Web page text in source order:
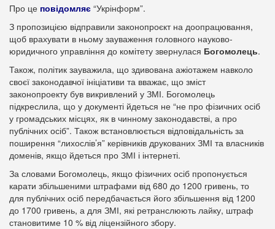
Про це повідомляє “Укрінформ”.
З пропозицією відправили законопроєкт на доопрацювання,
щоб врахувати в ньому зауваження головного науково-
юридичного управління до комітету звернулася Богомолець.
Також, політик зауважила, що здивована ажіотажем навколо
своєї законодавчої ініціативи та вважає, що зміст
законопроекту був викривлений у ЗМІ. Богомолець
підкреслила, що у документі йдеться не “не про фізичних осіб
у громадських місцях, як в чинному законодавстві, а про
публічних осіб”. Також встановлюється відповідальність за
поширення “лихослів’я” керівників друкованих ЗМІ та власників
доменів, якщо йдеться про ЗМІ і інтернеті.
За словами Богомолець, якщо фізичних осіб пропонується
карати збільшеними штрафами від 680 до 1200 гривень, то
для публічних осіб передбачається його збільшення від 1200
до 1700 гривень, а для ЗМІ, які ретранслюють лайку, штраф
становитиме 10 % від ліцензійного збору.